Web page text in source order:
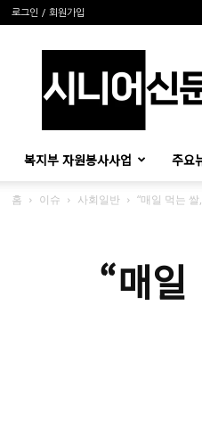
로그인 / 회원가입
니
어
복지부 자원봉사사업 주요
홈 이슈 사회일반 “매일 먹는
“매